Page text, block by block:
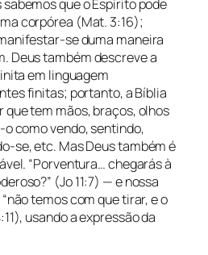
que o Espírito pode
corpórea (Mat. 3:16);
se duma maneira
Deus também descreve a
em linguagem
finitas; portanto, a Bíblia
que tem mãos, braços, olhos
como vendo, sentindo,
se, etc. Mas Deus também é
“Porventura… chegarás à
(Jo 11:7) — e nossa
temos com que tirar, e o
usando a expressão da